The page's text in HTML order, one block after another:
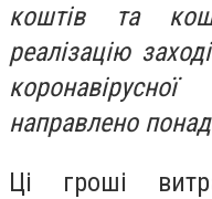
коштів та
реалізацію
направлено
Ці гроші